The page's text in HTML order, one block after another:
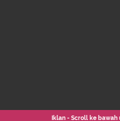
Iklan - Scroll ke